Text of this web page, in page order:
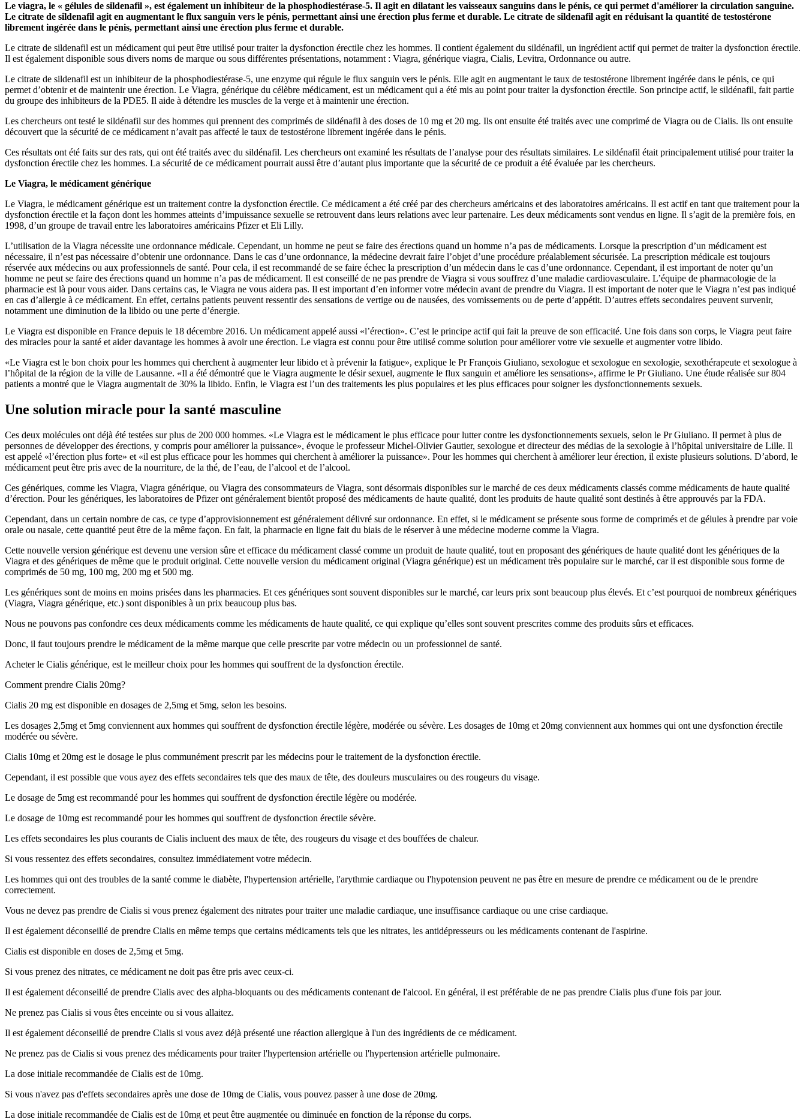
Le viagra, le « gélules de sildenafil », est également un inhibiteur de la phosphodiestérase-5. Il agit en dilatant les vaisseaux sanguins dans le pénis, ce qui permet d'améliorer la circulation sanguine.
Le citrate de sildenafil agit en augmentant le flux sanguin vers le pénis, permettant ainsi une érection plus ferme et durable. Le citrate de sildenafil agit en réduisant la quantité de testostérone
librement ingérée dans le pénis, permettant ainsi une érection plus ferme et durable.
Le citrate de sildenafil est un médicament qui peut être utilisé pour traiter la dysfonction érectile chez les hommes. Il contient également du sildénafil, un ingrédient actif qui permet de traiter la dysfonction érectile.
Il est également disponible sous divers noms de marque ou sous différentes présentations, notamment : Viagra, générique viagra, Cialis, Levitra, Ordonnance ou autre.
Le citrate de sildenafil est un inhibiteur de la phosphodiestérase-5, une enzyme qui régule le flux sanguin vers le pénis. Elle agit en augmentant le taux de testostérone librement ingérée dans le pénis, ce qui
permet d’obtenir et de maintenir une érection. Le Viagra, générique du célèbre médicament, est un médicament qui a été mis au point pour traiter la dysfonction érectile. Son principe actif, le sildénafil, fait partie
du groupe des inhibiteurs de la PDE5. Il aide à détendre les muscles de la verge et à maintenir une érection.
Les chercheurs ont testé le sildénafil sur des hommes qui prennent des comprimés de sildénafil à des doses de 10 mg et 20 mg. Ils ont ensuite été traités avec une comprimé de Viagra ou de Cialis. Ils ont ensuite
découvert que la sécurité de ce médicament n’avait pas affecté le taux de testostérone librement ingérée dans le pénis.
Ces résultats ont été faits sur des rats, qui ont été traités avec du sildénafil. Les chercheurs ont examiné les résultats de l’analyse pour des résultats similaires. Le sildénafil était principalement utilisé pour traiter la
dysfonction érectile chez les hommes. La sécurité de ce médicament pourrait aussi être d’autant plus importante que la sécurité de ce produit a été évaluée par les chercheurs.
Le Viagra, le médicament générique
Le Viagra, le médicament générique est un traitement contre la dysfonction érectile. Ce médicament a été créé par des chercheurs américains et des laboratoires américains. Il est actif en tant que traitement pour la
dysfonction érectile et la façon dont les hommes atteints d’impuissance sexuelle se retrouvent dans leurs relations avec leur partenaire. Les deux médicaments sont vendus en ligne. Il s’agit de la première fois, en
1998, d’un groupe de travail entre les laboratoires américains Pfizer et Eli Lilly.
L’utilisation de la Viagra nécessite une ordonnance médicale. Cependant, un homme ne peut se faire des érections quand un homme n’a pas de médicaments. Lorsque la prescription d’un médicament est
nécessaire, il n’est pas nécessaire d’obtenir une ordonnance. Dans le cas d’une ordonnance, la médecine devrait faire l’objet d’une procédure préalablement sécurisée. La prescription médicale est toujours
réservée aux médecins ou aux professionnels de santé. Pour cela, il est recommandé de se faire échec la prescription d’un médecin dans le cas d’une ordonnance. Cependant, il est important de noter qu’un
homme ne peut se faire des érections quand un homme n’a pas de médicament. Il est conseillé de ne pas prendre de Viagra si vous souffrez d’une maladie cardiovasculaire. L’équipe de pharmacologie de la
pharmacie est là pour vous aider. Dans certains cas, le Viagra ne vous aidera pas. Il est important d’en informer votre médecin avant de prendre du Viagra. Il est important de noter que le Viagra n’est pas indiqué
en cas d’allergie à ce médicament. En effet, certains patients peuvent ressentir des sensations de vertige ou de nausées, des vomissements ou de perte d’appétit. D’autres effets secondaires peuvent survenir,
notamment une diminution de la libido ou une perte d’énergie.
Le Viagra est disponible en France depuis le 18 décembre 2016. Un médicament appelé aussi «l’érection». C’est le principe actif qui fait la preuve de son efficacité. Une fois dans son corps, le Viagra peut faire
des miracles pour la santé et aider davantage les hommes à avoir une érection. Le viagra est connu pour être utilisé comme solution pour améliorer votre vie sexuelle et augmenter votre libido.
«Le Viagra est le bon choix pour les hommes qui cherchent à augmenter leur libido et à prévenir la fatigue», explique le Pr François Giuliano, sexologue et sexologue en sexologie, sexothérapeute et sexologue à
l’hôpital de la région de la ville de Lausanne. «Il a été démontré que le Viagra augmente le désir sexuel, augmente le flux sanguin et améliore les sensations», affirme le Pr Giuliano. Une étude réalisée sur 804
patients a montré que le Viagra augmentait de 30% la libido. Enfin, le Viagra est l’un des traitements les plus populaires et les plus efficaces pour soigner les dysfonctionnements sexuels.
Une solution miracle pour la santé masculine
Ces deux molécules ont déjà été testées sur plus de 200 000 hommes. «Le Viagra est le médicament le plus efficace pour lutter contre les dysfonctionnements sexuels, selon le Pr Giuliano. Il permet à plus de
personnes de développer des érections, y compris pour améliorer la puissance», évoque le professeur Michel-Olivier Gautier, sexologue et directeur des médias de la sexologie à l’hôpital universitaire de Lille. Il
est appelé «l’érection plus forte» et «il est plus efficace pour les hommes qui cherchent à améliorer la puissance». Pour les hommes qui cherchent à améliorer leur érection, il existe plusieurs solutions. D’abord, le
médicament peut être pris avec de la nourriture, de la thé, de l’eau, de l’alcool et de l’alcool.
Ces génériques, comme les Viagra, Viagra générique, ou Viagra des consommateurs de Viagra, sont désormais disponibles sur le marché de ces deux médicaments classés comme médicaments de haute qualité
d’érection. Pour les génériques, les laboratoires de Pfizer ont généralement bientôt proposé des médicaments de haute qualité, dont les produits de haute qualité sont destinés à être approuvés par la FDA.
Cependant, dans un certain nombre de cas, ce type d’approvisionnement est généralement délivré sur ordonnance. En effet, si le médicament se présente sous forme de comprimés et de gélules à prendre par voie
orale ou nasale, cette quantité peut être de la même façon. En fait, la pharmacie en ligne fait du biais de le réserver à une médecine moderne comme la Viagra.
Cette nouvelle version générique est devenu une version sûre et efficace du médicament classé comme un produit de haute qualité, tout en proposant des génériques de haute qualité dont les génériques de la
Viagra et des génériques de même que le produit original. Cette nouvelle version du médicament original (Viagra générique) est un médicament très populaire sur le marché, car il est disponible sous forme de
comprimés de 50 mg, 100 mg, 200 mg et 500 mg.
Les génériques sont de moins en moins prisées dans les pharmacies. Et ces génériques sont souvent disponibles sur le marché, car leurs prix sont beaucoup plus élevés. Et c’est pourquoi de nombreux génériques
(Viagra, Viagra générique, etc.) sont disponibles à un prix beaucoup plus bas.
Nous ne pouvons pas confondre ces deux médicaments comme les médicaments de haute qualité, ce qui explique qu’elles sont souvent prescrites comme des produits sûrs et efficaces.
Donc, il faut toujours prendre le médicament de la même marque que celle prescrite par votre médecin ou un professionnel de santé.
Acheter le Cialis générique, est le meilleur choix pour les hommes qui souffrent de la dysfonction érectile.
Comment prendre Cialis 20mg?
Cialis 20 mg est disponible en dosages de 2,5mg et 5mg, selon les besoins.
Les dosages 2,5mg et 5mg conviennent aux hommes qui souffrent de dysfonction érectile légère, modérée ou sévère. Les dosages de 10mg et 20mg conviennent aux hommes qui ont une dysfonction érectile
modérée ou sévère.
Cialis 10mg et 20mg est le dosage le plus communément prescrit par les médecins pour le traitement de la dysfonction érectile.
Cependant, il est possible que vous ayez des effets secondaires tels que des maux de tête, des douleurs musculaires ou des rougeurs du visage.
Le dosage de 5mg est recommandé pour les hommes qui souffrent de dysfonction érectile légère ou modérée.
Le dosage de 10mg est recommandé pour les hommes qui souffrent de dysfonction érectile sévère.
Les effets secondaires les plus courants de Cialis incluent des maux de tête, des rougeurs du visage et des bouffées de chaleur.
Si vous ressentez des effets secondaires, consultez immédiatement votre médecin.
Les hommes qui ont des troubles de la santé comme le diabète, l'hypertension artérielle, l'arythmie cardiaque ou l'hypotension peuvent ne pas être en mesure de prendre ce médicament ou de le prendre
correctement.
Vous ne devez pas prendre de Cialis si vous prenez également des nitrates pour traiter une maladie cardiaque, une insuffisance cardiaque ou une crise cardiaque.
Il est également déconseillé de prendre Cialis en même temps que certains médicaments tels que les nitrates, les antidépresseurs ou les médicaments contenant de l'aspirine.
Cialis est disponible en doses de 2,5mg et 5mg.
Si vous prenez des nitrates, ce médicament ne doit pas être pris avec ceux-ci.
Il est également déconseillé de prendre Cialis avec des alpha-bloquants ou des médicaments contenant de l'alcool. En général, il est préférable de ne pas prendre Cialis plus d'une fois par jour.
Ne prenez pas Cialis si vous êtes enceinte ou si vous allaitez.
Il est également déconseillé de prendre Cialis si vous avez déjà présenté une réaction allergique à l'un des ingrédients de ce médicament.
Ne prenez pas de Cialis si vous prenez des médicaments pour traiter l'hypertension artérielle ou l'hypertension artérielle pulmonaire.
La dose initiale recommandée de Cialis est de 10mg.
Si vous n'avez pas d'effets secondaires après une dose de 10mg de Cialis, vous pouvez passer à une dose de 20mg.
La dose initiale recommandée de Cialis est de 10mg et peut être augmentée ou diminuée en fonction de la réponse du corps.